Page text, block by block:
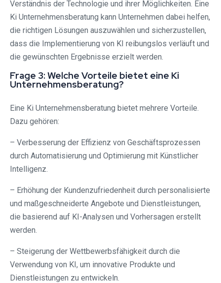
Verständnis der Technologie und ihrer Möglichkeiten. Eine
Ki Unternehmensberatung kann Unternehmen dabei helfen,
die richtigen Lösungen auszuwählen und sicherzustellen,
dass die Implementierung von KI reibungslos verläuft und
die gewünschten Ergebnisse erzielt werden.
Frage 3: Welche Vorteile bietet eine Ki
Unternehmensberatung?
Eine Ki Unternehmensberatung bietet mehrere Vorteile.
Dazu gehören:
– Verbesserung der Effizienz von Geschäftsprozessen
durch Automatisierung und Optimierung mit Künstlicher
Intelligenz.
– Erhöhung der Kundenzufriedenheit durch personalisierte
und maßgeschneiderte Angebote und Dienstleistungen,
die basierend auf KI-Analysen und Vorhersagen erstellt
werden.
– Steigerung der Wettbewerbsfähigkeit durch die
Verwendung von KI, um innovative Produkte und
Dienstleistungen zu entwickeln.